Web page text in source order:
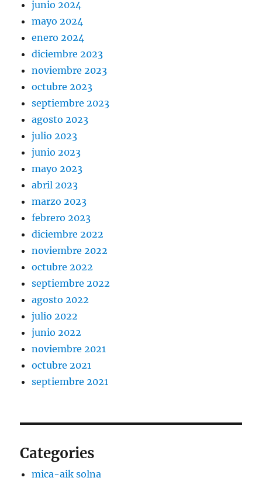
junio 2024
mayo 2024
enero 2024
diciembre 2023
noviembre 2023
octubre 2023
septiembre 2023
agosto 2023
julio 2023
junio 2023
mayo 2023
abril 2023
marzo 2023
febrero 2023
diciembre 2022
noviembre 2022
octubre 2022
septiembre 2022
agosto 2022
julio 2022
junio 2022
noviembre 2021
octubre 2021
septiembre 2021
Categories
mica-aik solna